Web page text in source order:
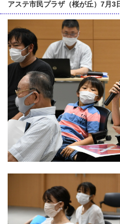
アステ市民プラザ（桜が丘）7月